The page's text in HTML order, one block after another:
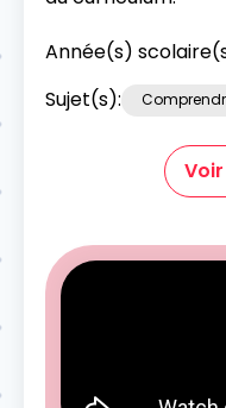
Année(s)
Sujet(s):